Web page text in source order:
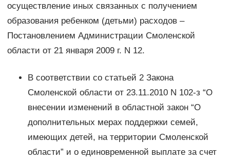
осуществление иных связанных с получением
образования ребенком (детьми) расходов –
Постановлением Администрации Смоленской
области от 21 января 2009 г. N 12.
В соответствии со статьей 2 Закона
Смоленской области от 23.11.2010 N 102-з “О
внесении изменений в областной закон “О
дополнительных мерах поддержки семей,
имеющих детей, на территории Смоленской
области” и о единовременной выплате за счет